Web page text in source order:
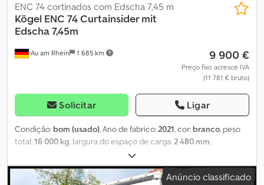
Au am Rhein 1 685 km
ENC 74 cortinados com Edscha 7,45 m
Kögel ENC 74 Curtainsider mit
Edscha 7,45m
9 900 €
Preço fixo acresce IVA
(11 781 € bruto)
Solicitar Ligar
Condição: bom (usado), Ano de fabrico:2021, cor: branco, peso
total:16 000 kg, largura do espaço de carga:2 480 mm,
comprimento do espaço de carga:
carga:2 520 mm, Kögel ENC 74 – Plataforma de troca Peso bruto
máximo admissível: 16.000 kg Peso em vazio: 2.299 kg Lona lateral
Anúncio classificado